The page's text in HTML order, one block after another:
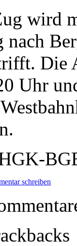
wird
nach
Die
Uhr
schreiben